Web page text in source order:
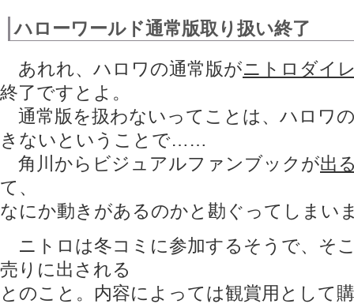
ハローワールド通常版取り扱い終了
あれれ、ハロワの通常版がニトロダイ
終了ですとよ。
通常版を扱わないってことは、ハロワ
きないということで……
角川からビジュアルファンブックが出
て、
なにか動きがあるのかと勘ぐってしまい
ニトロは冬コミに参加するそうで、そ
売りに出される
とのこと。内容によっては観賞用として